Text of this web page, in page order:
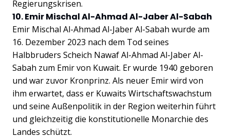
Regierungskrisen.
10. Emir Mischal Al-Ahmad Al-Jaber Al-Sabah
Emir Mischal Al-Ahmad Al-Jaber Al-Sabah wurde am
16. Dezember 2023 nach dem Tod seines
Halbbruders Scheich Nawaf Al-Ahmad Al-Jaber Al-
Sabah zum Emir von Kuwait. Er wurde 1940 geboren
und war zuvor Kronprinz. Als neuer Emir wird von
ihm erwartet, dass er Kuwaits Wirtschaftswachstum
und seine Außenpolitik in der Region weiterhin führt
und gleichzeitig die konstitutionelle Monarchie des
Landes schützt.